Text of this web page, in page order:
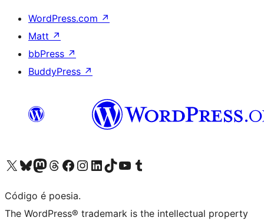
WordPress.com ↗
Matt ↗
bbPress ↗
BuddyPress ↗
Acessar nossa conta do X (antigo Twitter)
Acessar nossa conta do Bluesky
Acessar nossa conta do Mastodon
Acessar nossa conta do Threads
Acessar nossa página do Facebook
Acessar nossa conta do Instagram
Acessar nossa conta do LinkedIn
Acessar nossa conta do TikTok
Acessar nosso canal do YouTube
Acessar nossa conta no Tumblr
Código é poesia.
The WordPress® trademark is the intellectual property